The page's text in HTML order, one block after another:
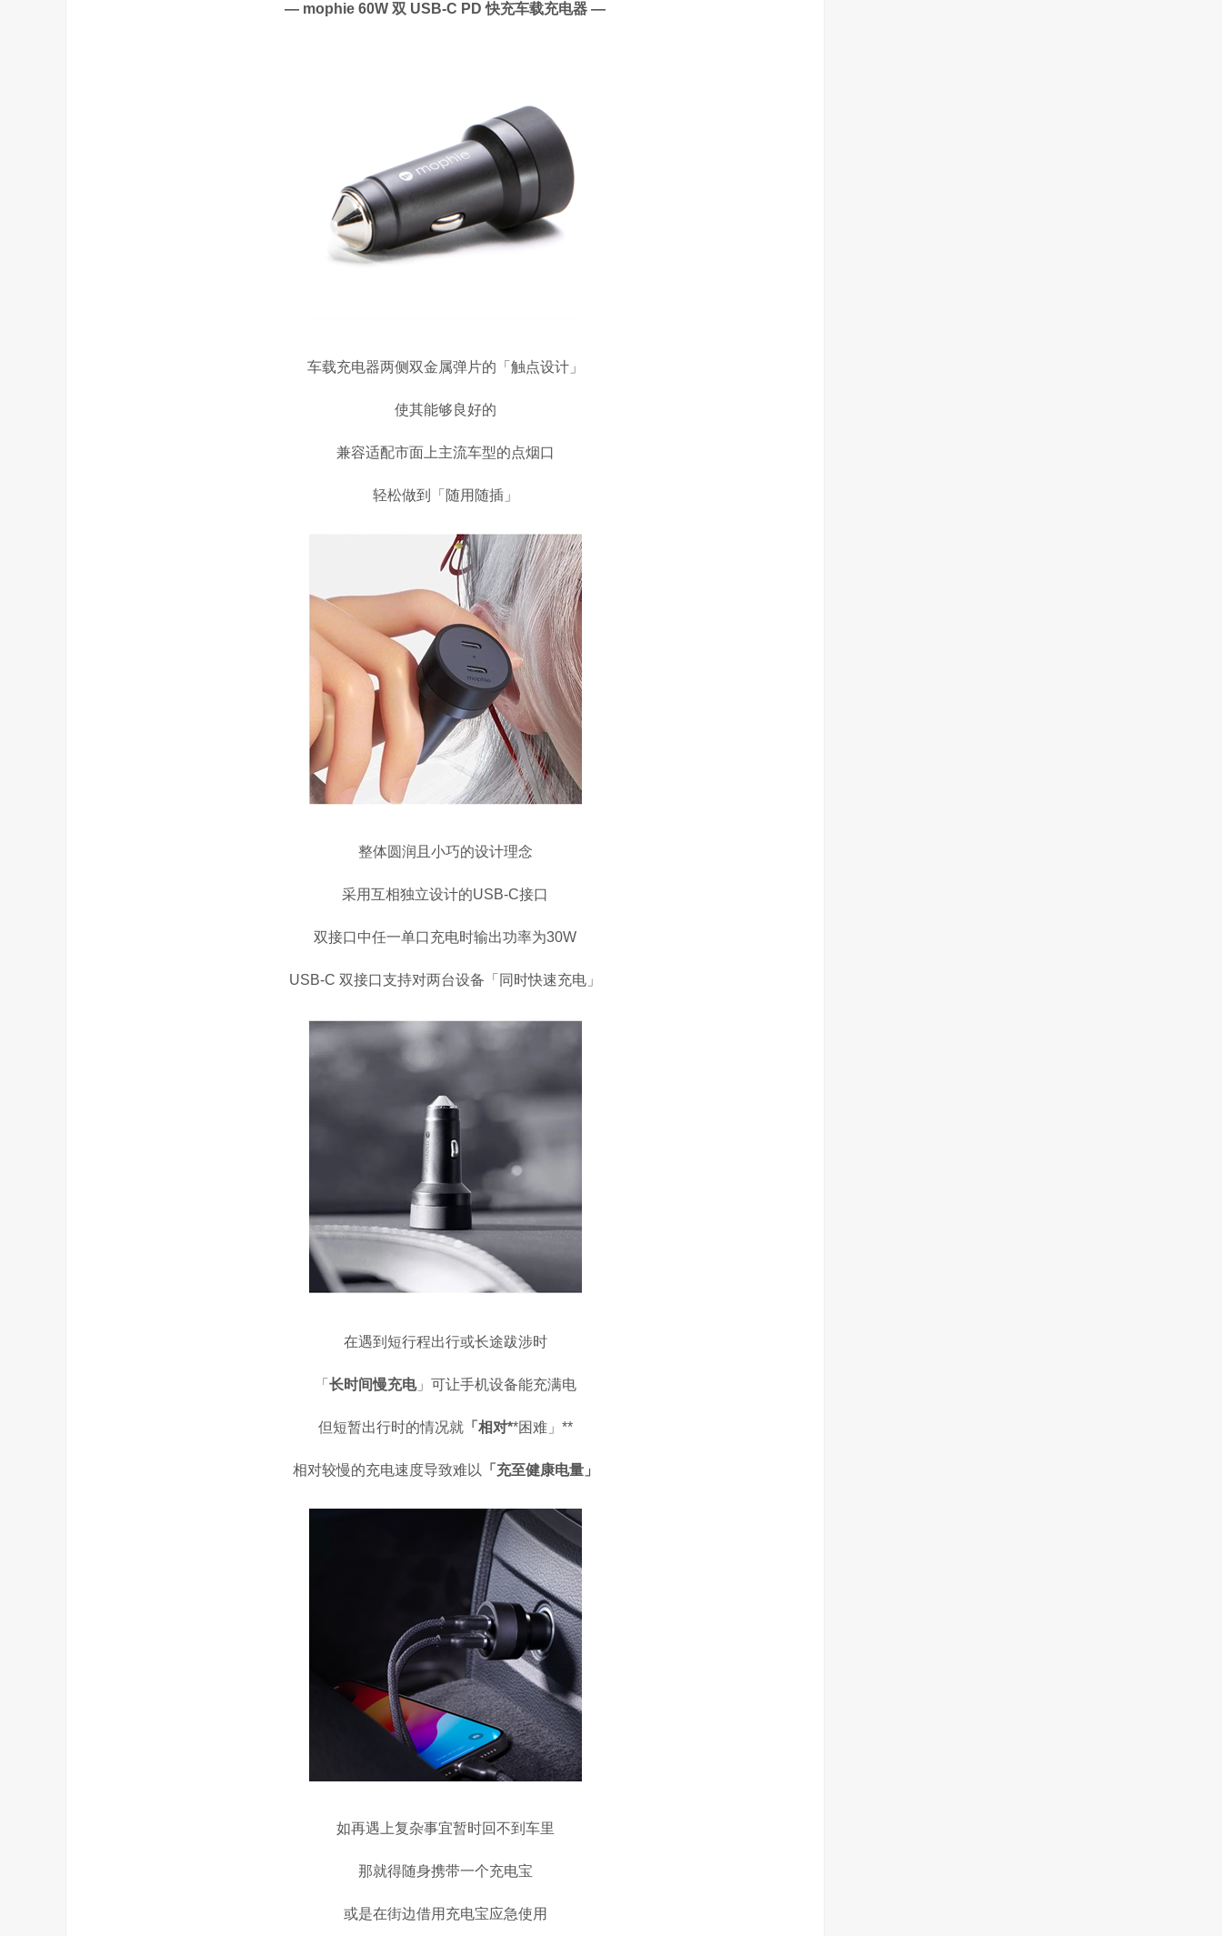
— mophie 60W 双 USB-C PD 快充车载充电器 —
车载充电器两侧双金属弹片的「触点设计」
使其能够良好的
兼容适配市面上主流车型的点烟口
轻松做到「随用随插」
整体圆润且小巧的设计理念
采用互相独立设计的USB-C接口
双接口中任一单口充电时输出功率为30W
USB-C 双接口支持对两台设备「同时快速充电」
在遇到短行程出行或长途跋涉时
「 长时间慢充电」可让手机设备能充满电
但短暂出行时的情况就「相对**困难」 **
相对较慢的充电速度导致难以 「充至健康电量」
如再遇上复杂事宜暂时回不到车里
那就得随身携带一个充电宝
或是在街边借用充电宝应急使用